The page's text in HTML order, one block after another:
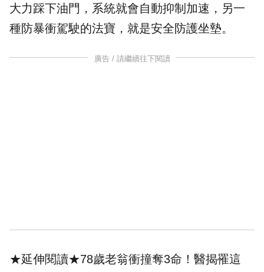
大力踩下油門，系統就會自動抑制加速，另一
種防暴衝駕駛的法寶，就是安全防護坐墊。
廣告 / 請繼續往下閱讀
★延伸閱讀★78歲老翁衝撞奪3命！醫揭罹這